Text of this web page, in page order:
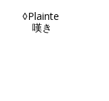
◊Plainte
嘆き